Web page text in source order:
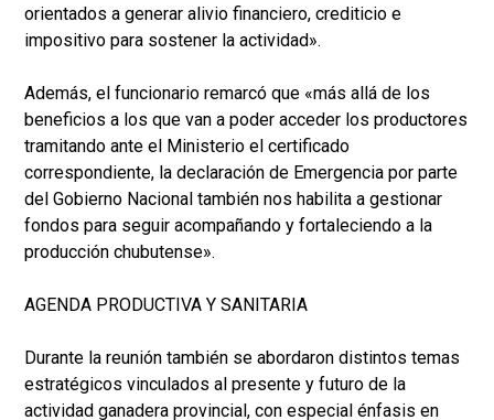
orientados a generar alivio financiero, crediticio e
impositivo para sostener la actividad».
Además, el funcionario remarcó que «más allá de los
beneficios a los que van a poder acceder los productores
tramitando ante el Ministerio el certificado
correspondiente, la declaración de Emergencia por parte
del Gobierno Nacional también nos habilita a gestionar
fondos para seguir acompañando y fortaleciendo a la
producción chubutense».
AGENDA PRODUCTIVA Y SANITARIA
Durante la reunión también se abordaron distintos temas
estratégicos vinculados al presente y futuro de la
actividad ganadera provincial, con especial énfasis en